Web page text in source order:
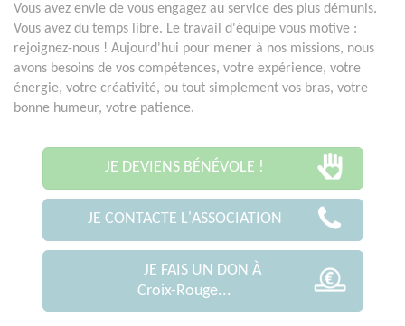
Vous avez envie de vous engagez au service des plus démunis.
Vous avez du temps libre. Le travail d'équipe vous motive :
rejoignez-nous ! Aujourd'hui pour mener à nos missions, nous
avons besoins de vos compétences, votre expérience, votre
énergie, votre créativité, ou tout simplement vos bras, votre
bonne humeur, votre patience.
JE DEVIENS BÉNÉVOLE !
JE CONTACTE L'ASSOCIATION
JE FAIS UN DON À
Croix-Rouge...